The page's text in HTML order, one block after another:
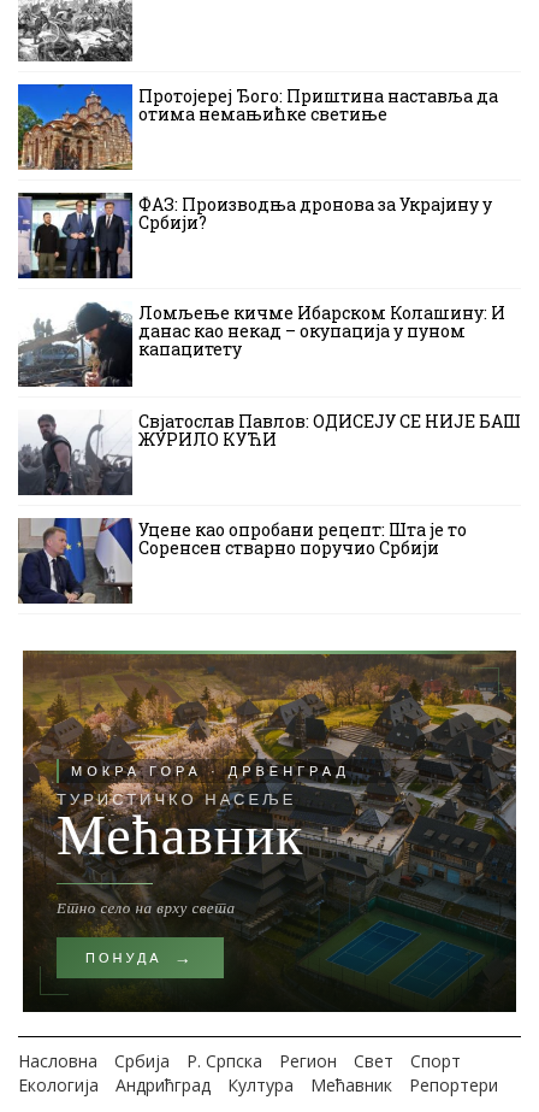
Протојереј Ђого: Приштина наставља да
отима немањићке светиње
ФАЗ: Производња дронова за Украјину у
Србији?
Ломљење кичме Ибарском Колашину: И
данас као некад – окупација у пуном
капацитету
Свјатослав Павлов: ОДИСЕЈУ СЕ НИЈЕ БАШ
ЖУРИЛО КУЋИ
Уцене као опробани рецепт: Шта је то
Соренсен стварно поручио Србији
Насловна Србија Р. Српска Регион Свет
Спорт
Екологија
Андрићград Култура Мећавник
Репортери